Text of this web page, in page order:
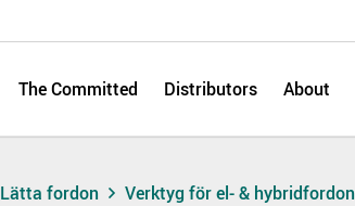
The Committed Distributors About
Lätta fordon Verktyg för el- & hybridfordon